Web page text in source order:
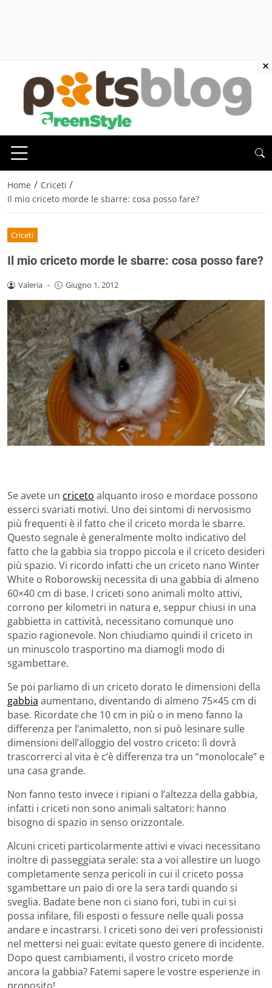
Home / Criceti /
Il mio criceto morde le sbarre: cosa posso fare?
Criceti
Il mio criceto morde le sbarre: cosa posso fare?
Valeria - Giugno 1, 2012
Se avete un criceto alquanto iroso e mordace possono
esserci svariati motivi. Uno dei sintomi di nervosismo
più frequenti è il fatto che il criceto morda le sbarre.
Questo segnale è generalmente molto indicativo del
fatto che la gabbia sia troppo piccola e il criceto desideri
più spazio. Vi ricordo infatti che un criceto nano Winter
White o Roborowskij necessita di una gabbia di almeno
60×40 cm di base. I criceti sono animali molto attivi,
corrono per kilometri in natura e, seppur chiusi in una
gabbietta in cattività, necessitano comunque uno
spazio ragionevole. Non chiudiamo quindi il criceto in
un minuscolo trasportino ma diamogli modo di
sgambettare.
Se poi parliamo di un criceto dorato le dimensioni della
gabbia aumentano, diventando di almeno 75×45 cm di
base. Ricordate che 10 cm in più o in meno fanno la
differenza per l’animaletto, non si può lesinare sulle
dimensioni dell’alloggio del vostro criceto: lì dovrà
trascorrerci al vita è c’è differenza tra un “monolocale” e
una casa grande.
Non fanno testo invece i ripiani o l’altezza della gabbia,
infatti i criceti non sono animali saltatori: hanno
bisogno di spazio in senso orizzontale.
Alcuni criceti particolarmente attivi e vivaci necessitano
inoltre di passeggiata serale: sta a voi allestire un luogo
completamente senza pericoli in cui il criceto possa
sgambettare un paio di ore la sera tardi quando si
sveglia. Badate bene non ci siano fori, tubi in cui si
possa infilare, fili esposti o fessure nelle quali possa
andare e incastrarsi. I criceti sono dei veri professionisti
nel mettersi nei guai: evitate questo genere di incidente.
Dopo quest cambiamenti, il vostro criceto morde
ancora la gabbia? Fatemi sapere le vostre esperienze in
proposito!
×